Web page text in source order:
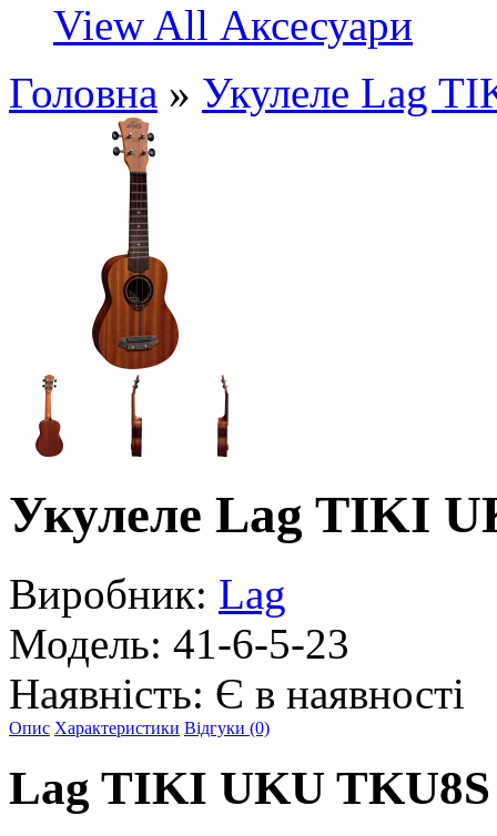
View All Аксесуари
Головна » Укулеле Lag
Укулеле Lag TIKI
Виробник: Lag
Модель: 41-6-5-23
Наявність: Є в наявності
Опис Характеристики Відгуки (0)
Lag TIKI UKU TKU8S